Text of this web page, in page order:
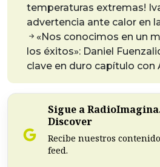
temperaturas extremas!
advertencia ante calor en
«Nos conocimos en un
los éxitos»: Daniel
clave en duro capítulo con
Sigue a
Discover
Recibe nuestros
feed.